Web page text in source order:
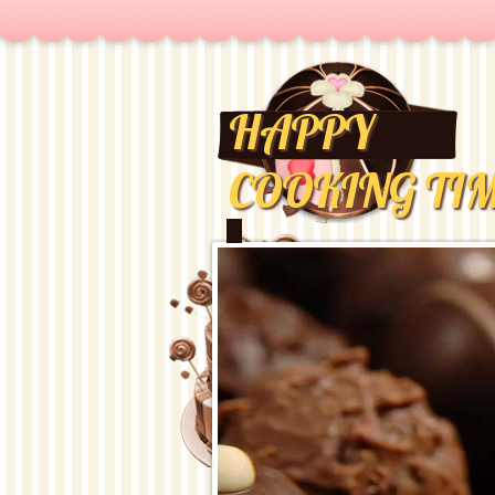
HAPPY
COOKING